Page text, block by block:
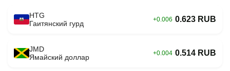
HTG
Гаитянский гурд
+0.006 0.623 RUB
JMD
Ямайский доллар
+0.004 0.514 RUB